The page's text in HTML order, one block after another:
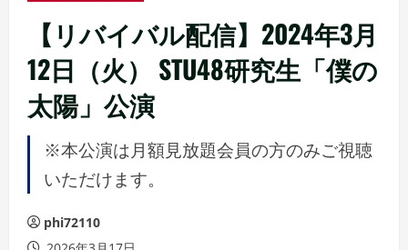
【リバイバル配信】2024年3月
12日（火） STU48研究生「僕の
太陽」公演
※本公演は月額見放題会員の方のみご視聴
いただけます。
phi72110